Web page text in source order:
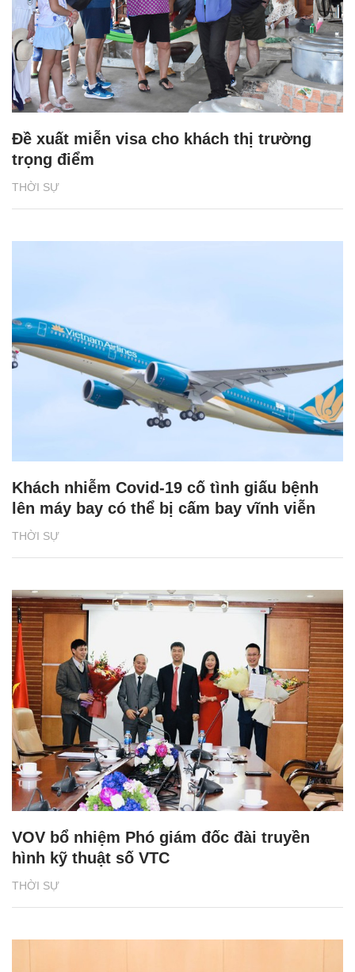
THỜI SỰ
Đề xuất miễn visa cho khách thị trường
trọng điểm
THỜI SỰ
Khách nhiễm Covid-19 cố tình giấu bệnh
lên máy bay có thể bị cấm bay vĩnh viễn
THỜI SỰ
VOV bổ nhiệm Phó giám đốc đài truyền
hình kỹ thuật số VTC